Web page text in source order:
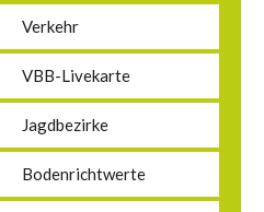
Verkehr
VBB-Livekarte
Jagdbezirke
Bodenrichtwerte